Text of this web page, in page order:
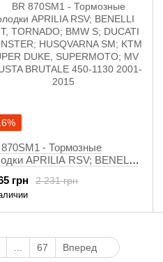
- Тормозные
APRILIA RSV; BENELLI
MONSTER;
SM; KTM SUPER
SUPERMOTO; MV
2015
2 231 грн
грн
67 Вперед